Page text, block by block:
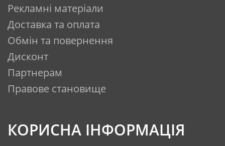
Рекламні матеріали
Доставка та оплата
Обмін та повернення
Дисконт
Партнерам
Правове становище
КОРИСНА ІНФОРМАЦІЯ